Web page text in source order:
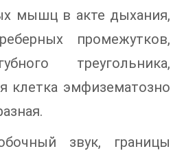
мышц в акте дыхания,
промежутков,
треугольника,
клетка эмфизематозно
звук, границы